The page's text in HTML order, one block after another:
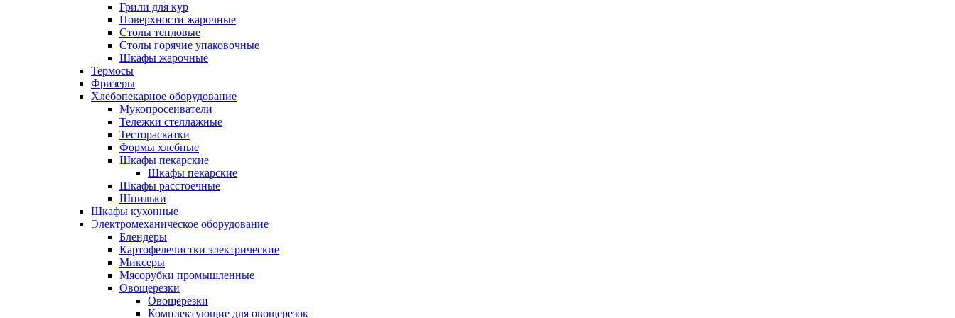
Грили для кур
Поверхности жарочные
Столы тепловые
Столы горячие упаковочные
Шкафы жарочные
Термосы
Фризеры
Хлебопекарное оборудование
Мукопросеиватели
Тележки стеллажные
Тестораскатки
Формы хлебные
Шкафы пекарские
Шкафы пекарские
Шкафы расстоечные
Шпильки
Шкафы кухонные
Электромеханическое оборудование
Блендеры
Картофелечистки электрические
Миксеры
Мясорубки промышленные
Овощерезки
Овощерезки
Комплектующие для овощерезок